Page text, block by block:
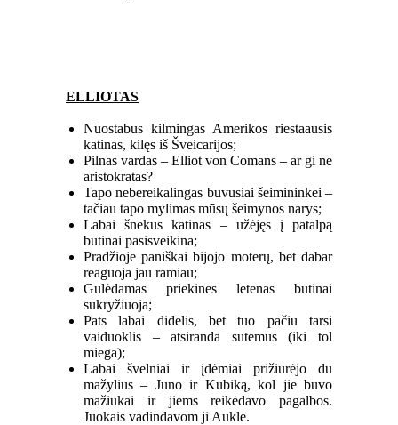
ELLIOTAS
Nuostabus kilmingas Amerikos riestaausis
katinas, kilęs iš Šveicarijos;
Pilnas vardas – Elliot von Comans – ar gi ne
aristokratas?
Tapo nebereikalingas buvusiai šeimininkei –
tačiau tapo mylimas mūsų šeimynos narys;
Labai šnekus katinas – užėjęs į patalpą
būtinai pasisveikina;
Pradžioje paniškai bijojo moterų, bet dabar
reaguoja jau ramiau;
Gulėdamas priekines letenas būtinai
sukryžiuoja;
Pats labai didelis, bet tuo pačiu tarsi
vaiduoklis – atsiranda sutemus (iki tol
miega);
Labai švelniai ir įdėmiai prižiūrėjo du
mažylius – Juno ir Kubiką, kol jie buvo
mažiukai ir jiems reikėdavo pagalbos.
Juokais vadindavom ji Aukle.